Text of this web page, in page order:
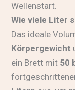
Wellenstart.
Wie viele Liter
Das ideale
Körpergewicht
ein Brett mit 50